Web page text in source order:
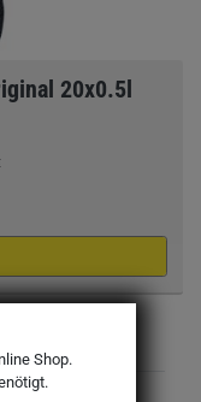
20x0.5l
Shop.